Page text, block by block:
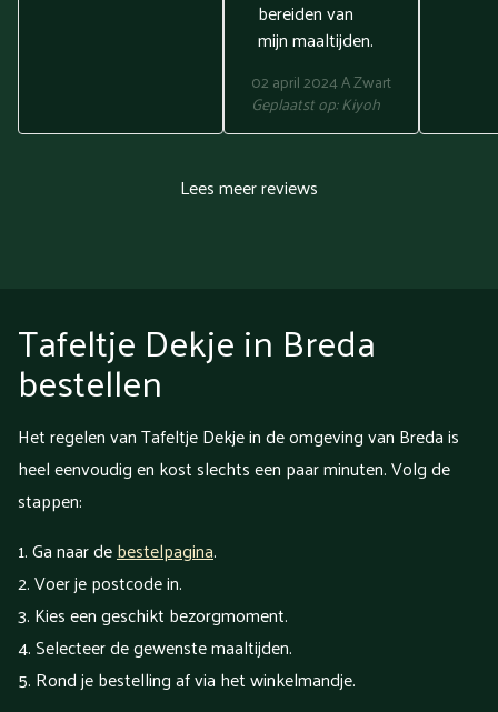
bereiden van
mijn maaltijden.
02 april 2024A Zwart
Geplaatst op:Kiyoh
Lees meer reviews
Tafeltje Dekje in Breda
bestellen
Het regelen van Tafeltje Dekje in de omgeving van Breda is
heel eenvoudig en kost slechts een paar minuten. Volg de
stappen:
Ga naar debestelpagina.
Voer je postcode in.
Kies een geschikt bezorgmoment.
Selecteer de gewenste maaltijden.
Rond je bestelling af via het winkelmandje.